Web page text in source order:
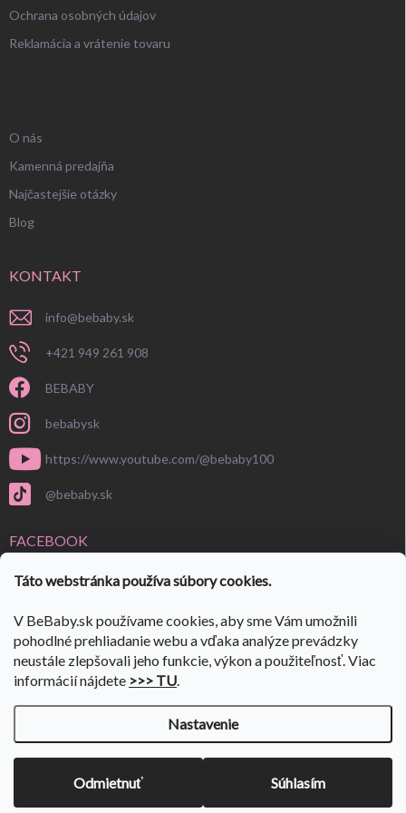
Táto webstránka používa súbory cookies.
V BeBaby.sk používame cookies, aby sme Vám umožnili
pohodlné prehliadanie webu a vďaka analýze prevádzky
neustále zlepšovali jeho funkcie, výkon a použiteľnosť. Viac
informácií nájdete >>> TU.
Nastavenie
Odmietnuť Súhlasím
VÝPREDAJ SKLADU 🎉 ulov si svoje kúsky🎉 Prejdi do:
Ochrana osobných údajov
Reklamácia a vrátenie tovaru
O nás
Kamenná predajňa
Najčastejšie otázky
Blog
KONTAKT
info@bebaby.sk
+421 949 261 908
BEBABY
bebabysk
https://www.youtube.com/@bebaby100
@bebaby.sk
FACEBOOK
Vytvoril Shoptet
Copyright 2026BeBaby.sk. Všetky práva vyhradené.Upraviť nastavenie